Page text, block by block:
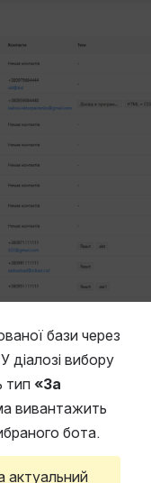
У діалозі вибору
тип «За
вивантажить
бота.
актуальний